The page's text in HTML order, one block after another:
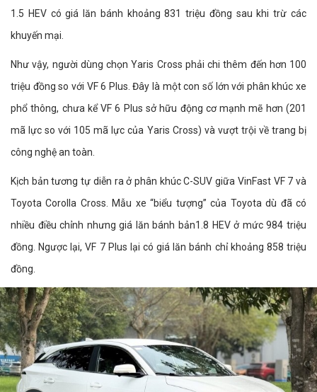
1.5 HEV có giá lăn bánh khoảng 831 triệu đồng sau khi trừ các
khuyến mại.
Như vậy, người dùng chọn Yaris Cross phải chi thêm đến hơn 100
triệu đồng so với VF 6 Plus. Đây là một con số lớn với phân khúc xe
phổ thông, chưa kể VF 6 Plus sở hữu động cơ mạnh mẽ hơn (201
mã lực so với 105 mã lực của Yaris Cross) và vượt trội về trang bị
công nghệ an toàn.
Kịch bản tương tự diễn ra ở phân khúc C-SUV giữa VinFast VF 7 và
Toyota Corolla Cross. Mẫu xe “biểu tượng” của Toyota dù đã có
nhiều điều chỉnh nhưng giá lăn bánh bản1.8 HEV ở mức 984 triệu
đồng. Ngược lại, VF 7 Plus lại có giá lăn bánh chỉ khoảng 858 triệu
đồng.